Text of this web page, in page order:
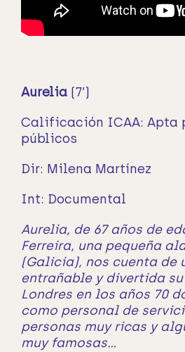
Aurelia (7’)
Calificación ICAA: Apta
públicos
Dir: Milena Martínez
Int: Documental
Aurelia, de 67 años de
Ferreira, una pequeña
(Galicia), nos cuenta de
entrañable y divertida
Londres en los años 70
como personal de
personas muy ricas y
muy famosas…